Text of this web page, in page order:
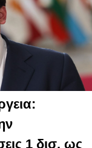
1 δισ. ως